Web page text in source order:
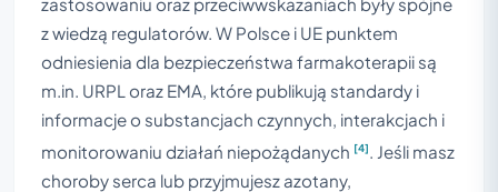
z wiedzą regulatorów. W Polsce i UE punktem
odniesienia dla bezpieczeństwa farmakoterapii są
m.in. URPL oraz EMA, które publikują standardy i
informacje o substancjach czynnych, interakcjach i
monitorowaniu działań niepożądanych [4]. Jeśli masz
choroby serca lub przyjmujesz azotany,